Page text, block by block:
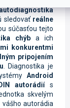
sledovať reálne
súčasťou tejto
chýb a ich
konkurentmi
pripojením
. Diagnostika je
Android
autorádiís
skvelým
vášho autorádia